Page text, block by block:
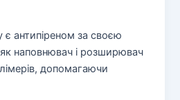
є антипіреном за своєю
наповнювач і розширювач
допомагаючи